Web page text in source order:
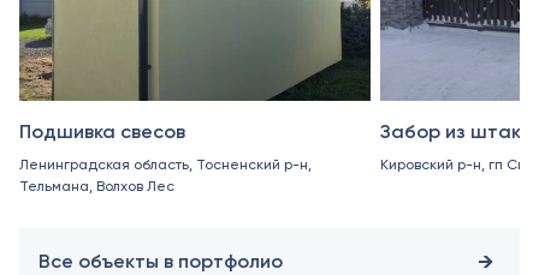
Подшивка свесов
Ленинградская область, Тосненский р-н,
Тельмана, Волхов Лес
Забор из
Кировский р-н, гп
Все объекты в портфолио